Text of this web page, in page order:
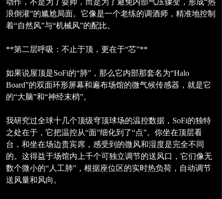
动作，不是为了耍帅，而是为了避免内部气压骤变，形成“热
浪倒灌”的尴尬局面。它像是一个老练的调酒师，精准地控制
着“自然风”与“机械风”的配比。
**第二层呼吸：不止于顶，更在于“芯”**
如果说屋顶是SoFi的“肺”，那么它内部那套名为“Halo
Board”的双面环形屏幕和遍布场馆的微气候传感器，就是它
的“大脑”和“神经末梢”。
我研究过全球十几个顶级穹顶球场的温控数据，SoFi的独特
之处在于，它把温控从“面”细化到了“点”。你坐在顶层看
台，和坐在场边贵宾席，感受到的微风和湿度是完全不同
的。这得益于场馆内上千个可独立调节的送风口，它们像无
数个微小的“人工肺”，根据座位区的实时热负荷，自动调节
送风量和风向。